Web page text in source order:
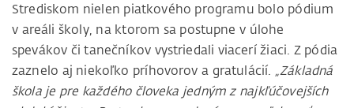
Strediskom nielen piatkového programu bolo pódium
v areáli školy, na ktorom sa postupne v úlohe
spevákov či tanečníkov vystriedali viacerí žiaci. Z pódia
zaznelo aj niekoľko príhovorov a gratulácií. „Základná
škola je pre každého človeka jedným z najkľúčovejších